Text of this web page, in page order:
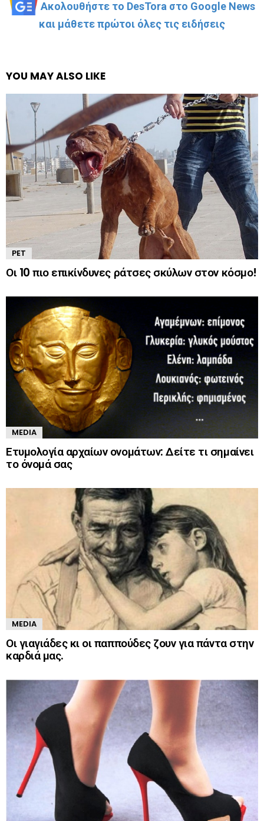
Ακολουθήστε το DesTora στο Google News
και μάθετε πρώτοι όλες τις ειδήσεις
YOU MAY ALSO LIKE
PET
Οι 10 πιο επικίνδυνες ράτσες σκύλων στον κόσμο!
MEDIA
Ετυμολογία αρχαίων ονομάτων: Δείτε τι σημαίνει
το όνομά σας
MEDIA
Οι γιαγιάδες κι οι παππούδες ζουν για πάντα στην
καρδιά μας.